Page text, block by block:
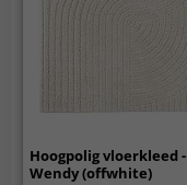
Hoogpolig vloerkleed -
Wendy (offwhite)